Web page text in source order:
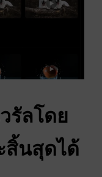
รัลโดย
สิ้นสุดได้